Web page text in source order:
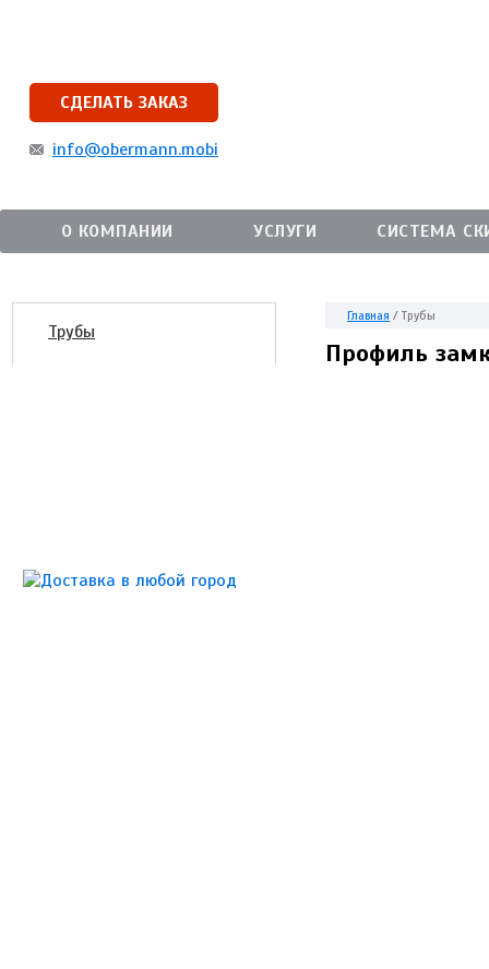
СДЕЛАТЬ ЗАКАЗ
info@obermann.mobi
О КОМПАНИИ УСЛУГИ СИСТЕМА
Трубы
Главная / Трубы
Профиль